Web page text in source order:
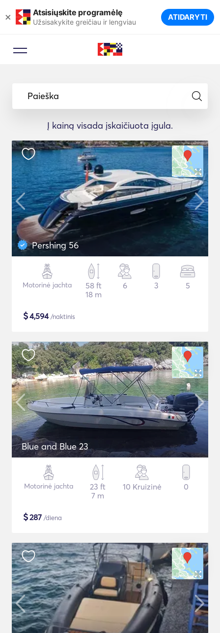
× Atsisiųskite programėlę
Užsisakykite greičiau ir lengviau ATIDARYTI
Paieška
Į kainą visada įskaičiuota įgula.
Pershing 56
Motorinė jachta
58 ft
18 m
6 3 5
$4,594/naktinis
Blue and Blue 23
Motorinė jachta
23 ft
7 m
10 Kruizinė 0
$287 /diena